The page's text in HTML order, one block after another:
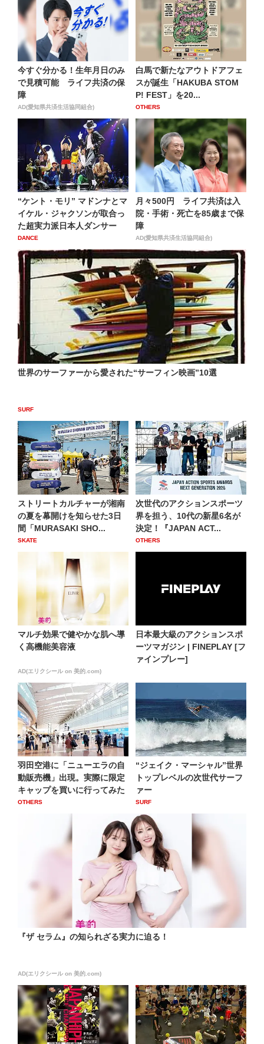
今すぐ分かる！生年月日のみ
で見積可能 ライフ共済の保
障
AD(愛知県共済生活協同組合)
白馬で新たなアウトドアフェ
スが誕生「HAKUBA STOM
P! FEST」を20...
OTHERS
“ケント・モリ” マドンナとマ
イケル・ジャクソンが取合っ
た超実力派日本人ダンサー
DANCE
月々500円 ライフ共済は入
院・手術・死亡を85歳まで保
障
AD(愛知県共済生活協同組合)
世界のサーファーから愛された“サーフィン映画”10選
SURF
ストリートカルチャーが湘南
の夏を幕開けを知らせた3日
間「MURASAKI SHO...
SKATE
次世代のアクションスポーツ
界を担う、10代の新星6名が
決定！『JAPAN ACT...
OTHERS
マルチ効果で健やかな肌へ導
く高機能美容液
AD(エリクシール on 美的.com)
日本最大級のアクションスポ
ーツマガジン | FINEPLAY [フ
ァインプレー]
羽田空港に「ニューエラの自
動販売機」出現。実際に限定
キャップを買いに行ってみた
OTHERS
“ジェイク・マーシャル”世界
トップレベルの次世代サーフ
ァー
SURF
『ザ セラム』の知られざる実力に迫る！
AD(エリクシール on 美的.com)